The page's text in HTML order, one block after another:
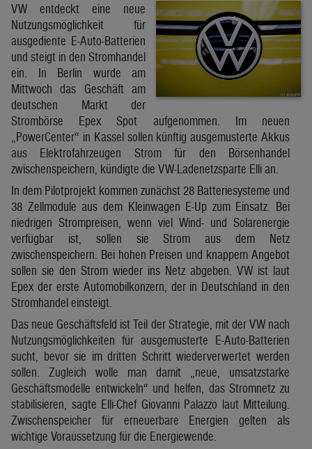
VW entdeckt eine neue
Nutzungsmöglichkeit für
ausgediente E-Auto-Batterien
und steigt in den Stromhandel
ein. In Berlin wurde am
Mittwoch das Geschäft am
deutschen Markt der
Strombörse Epex Spot aufgenommen. Im neuen
„PowerCenter“ in Kassel sollen künftig ausgemusterte Akkus
aus Elektrofahrzeugen Strom für den Börsenhandel
zwischenspeichern, kündigte die VW-Ladenetzsparte Elli an.
In dem Pilotprojekt kommen zunächst 28 Batteriesysteme und
38 Zellmodule aus dem Kleinwagen E-Up zum Einsatz. Bei
niedrigen Strompreisen, wenn viel Wind- und Solarenergie
verfügbar ist, sollen sie Strom aus dem Netz
zwischenspeichern. Bei hohen Preisen und knappem Angebot
sollen sie den Strom wieder ins Netz abgeben. VW ist laut
Epex der erste Automobilkonzern, der in Deutschland in den
Stromhandel einsteigt.
Das neue Geschäftsfeld ist Teil der Strategie, mit der VW nach
Nutzungsmöglichkeiten für ausgemusterte E-Auto-Batterien
sucht, bevor sie im dritten Schritt wiederverwertet werden
sollen. Zugleich wolle man damit „neue, umsatzstarke
Geschäftsmodelle entwickeln“ und helfen, das Stromnetz zu
stabilisieren, sagte Elli-Chef Giovanni Palazzo laut Mitteilung.
Zwischenspeicher für erneuerbare Energien gelten als
wichtige Voraussetzung für die Energiewende.